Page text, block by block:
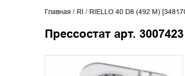
Главная / RI / RIELLO 40 D8 (492 M)
Прессостат арт. 3007423